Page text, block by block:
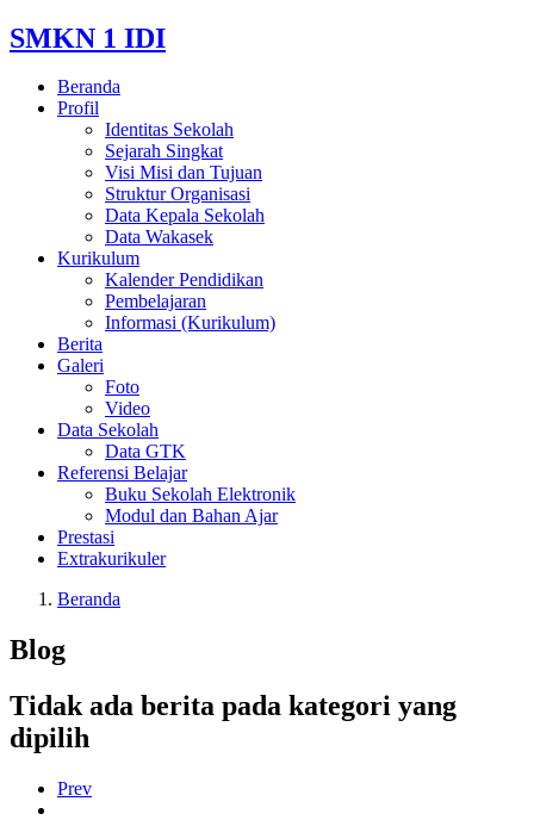
SMKN 1 IDI
Beranda
Profil
Identitas Sekolah
Sejarah Singkat
Visi Misi dan Tujuan
Struktur Organisasi
Data Kepala Sekolah
Data Wakasek
Kurikulum
Kalender Pendidikan
Pembelajaran
Informasi (Kurikulum)
Berita
Galeri
Foto
Video
Data Sekolah
Data GTK
Referensi Belajar
Buku Sekolah Elektronik
Modul dan Bahan Ajar
Prestasi
Extrakurikuler
Beranda
Blog
Tidak ada berita pada kategori yang
dipilih
Prev